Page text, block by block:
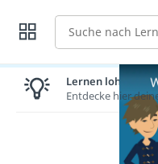
Suche
Lernen lohnt sich!
Entdecke hier